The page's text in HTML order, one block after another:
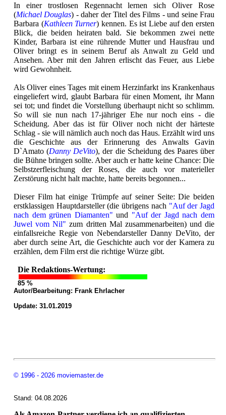
In einer trostlosen Regennacht lernen sich Oliver Rose
(Michael Douglas) - daher der Titel des Films - und seine Frau
Barbara (Kathleen Turner) kennen. Es ist Liebe auf den ersten
Blick, die beiden heiraten bald. Sie bekommen zwei nette
Kinder, Barbara ist eine rührende Mutter und Hausfrau und
Oliver bringt es in seinem Beruf als Anwalt zu Geld und
Ansehen. Aber mit den Jahren erlischt das Feuer, aus Liebe
wird Gewohnheit.
Als Oliver eines Tages mit einem Herzinfarkt ins Krankenhaus
eingeliefert wird, glaubt Barbara für einen Moment, ihr Mann
sei tot; und findet die Vorstellung überhaupt nicht so schlimm.
So will sie nun nach 17-jähriger Ehe nur noch eins - die
Scheidung. Aber das ist für Oliver noch nicht der härteste
Schlag - sie will nämlich auch noch das Haus. Erzählt wird uns
die Geschichte aus der Erinnerung des Anwalts Gavin
D`Amato (Danny DeVito), der die Scheidung des Paares über
die Bühne bringen sollte. Aber auch er hatte keine Chance: Die
Selbstzerfleischung der Roses, die auch vor materieller
Zerstörung nicht halt machte, hatte bereits begonnen...
Dieser Film hat einige Trümpfe auf seiner Seite: Die beiden
erstklassigen Hauptdarsteller (die übrigens nach "Auf der Jagd
nach dem grünen Diamanten" und "Auf der Jagd nach dem
Juwel vom Nil" zum dritten Mal zusammenarbeiten) und die
einfallsreiche Regie von Nebendarsteller Danny DeVito, der
aber durch seine Art, die Geschichte auch vor der Kamera zu
erzählen, dem Film erst die richtige Würze gibt.
Die Redaktions-Wertung:
85 %
Autor/Bearbeitung: Frank Ehrlacher
Update: 31.01.2019
© 1996 - 2026 moviemaster.de
Stand: 04.08.2026